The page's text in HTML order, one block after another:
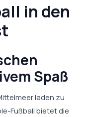
in den
Spaß
laden zu
Fußball bietet die